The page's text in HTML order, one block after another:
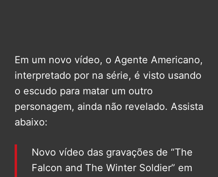
Em um novo vídeo, o Agente Americano,
interpretado por na série, é visto usando
o escudo para matar um outro
personagem, ainda não revelado. Assista
abaixo:
Novo vídeo das gravações de “The
Falcon and The Winter Soldier” em